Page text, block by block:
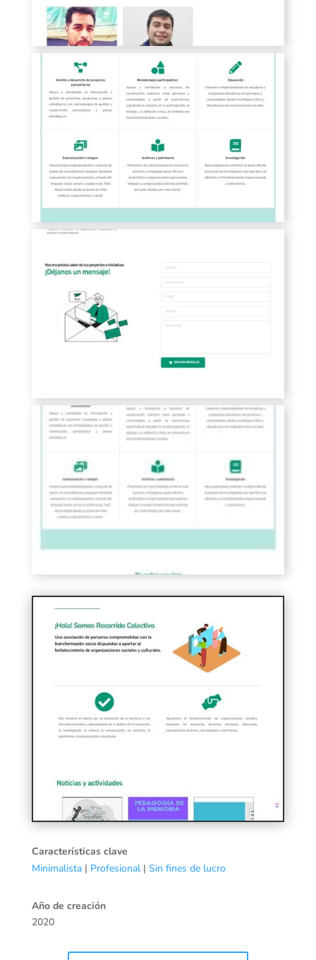
Características clave
Minimalista| Profesional| Sin fines de lucro
Año de creación
2020